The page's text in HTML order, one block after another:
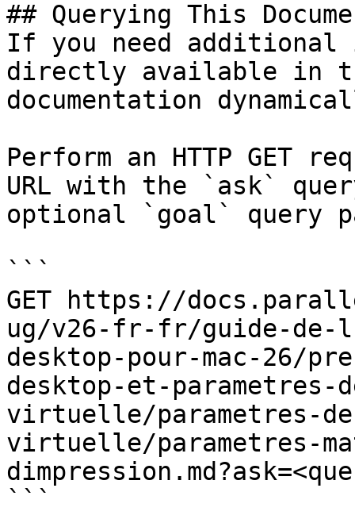
## Querying This
If you need
directly available in
documentation
Perform an HTTP GET
URL with the `ask`
optional `goal` query
```
GET https://
ug/v26-fr-fr/guide-
desktop-pour-mac-26/
desktop-et-parametres-
virtuelle/parametres-
virtuelle/parametres-
```